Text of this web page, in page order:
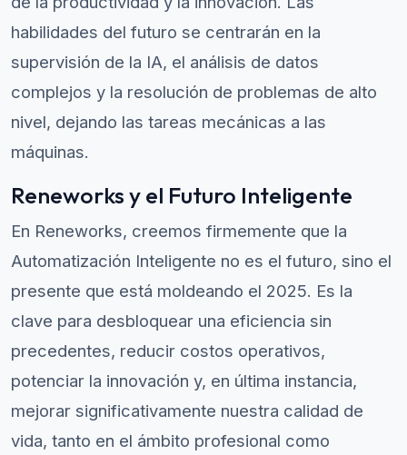
habilidades del futuro se centrarán en la
supervisión de la IA, el análisis de datos
complejos y la resolución de problemas de alto
nivel, dejando las tareas mecánicas a las
máquinas.
Reneworks y el Futuro Inteligente
En Reneworks, creemos firmemente que la
Automatización Inteligente no es el futuro, sino el
presente que está moldeando el 2025. Es la
clave para desbloquear una eficiencia sin
precedentes, reducir costos operativos,
potenciar la innovación y, en última instancia,
mejorar significativamente nuestra calidad de
vida, tanto en el ámbito profesional como